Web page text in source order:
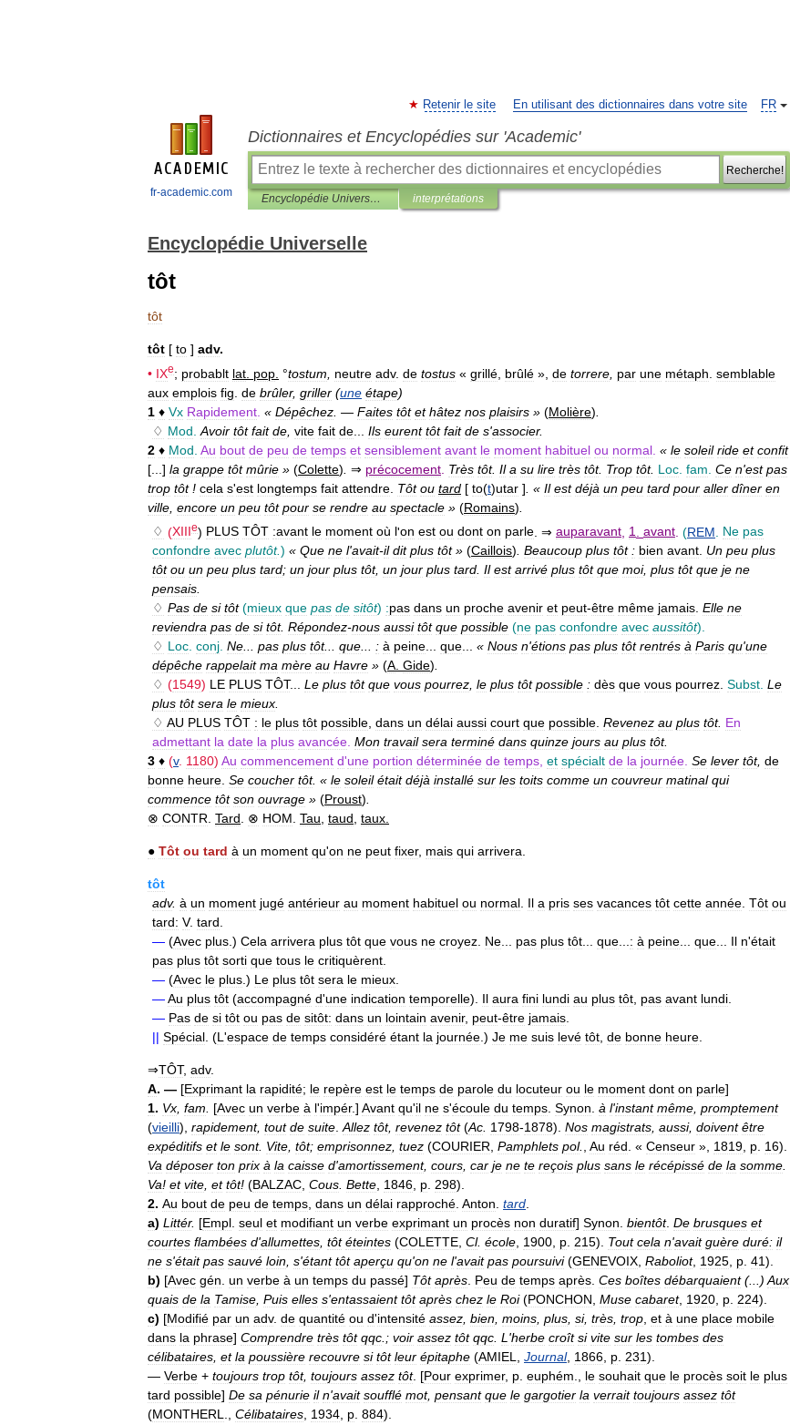
fr-academic.com
FR
Retenir le site En utilisant des dictionnaires dans votre site
Dictionnaires et Encyclopédies sur 'Academic'
Recherche!
Encyclopédie Universelle interprétations
Encyclopédie Universelle
tôt
tôt
tôt [ to ] adv.
• IXe; probablt lat pop °tostum neutre adv. de tostus « grillé brûlé », de torrere par une métaph semblable
aux emplois fig de brûler, griller (une étape)
1 ♦ Vx Rapidement « Dépêchez . — Faites tôt et hâtez nos plaisirs » (Molière)
♢ Mod Avoir tôt fait de vite fait de Ils eurent tôt fait de s'associer.
2 ♦ Mod Au bout de peu de temps et sensiblement avant le moment habituel ou normal « le soleil ride et confit
[...] la grappe tôt mûrie » (Colette) ⇒ précocement Très tôt. Il a su lire très tôt. Trop tôt. Loc fam Ce n'est pas
trop tôt! cela s'est longtemps fait attendre Tôt ou tard [ to(t)utar ] . « Il est déjà un peu tard pour aller dîner en
ville encore un peu tôt pour se rendre au spectacle » (Romains)
♢ (XIIIe) PLUS TÔT :avant le moment où l'on est ou dont on parle . ⇒ auparavant 1 avant (REM Ne pas
confondre avec plutôt.) « Que ne l'avait-il dit plus tôt» (Caillois). Beaucoup plus tôt : bien avant. Un peu plus
tôt ou un peu plus tard; un jour plus tôt, un jour plus tard. Il est arrivé plus tôt que moi, plus tôt que je ne
pensais.
♢ Pas de si tôt (mieux que pas de sitôt) :pas dans un proche avenir et peut-être même jamais. Elle ne
reviendra pas de si tôt. Répondez-nous aussi tôt que possible (ne pas confondre avec aussitôt).
♢ Loc. conj. Ne... pas plus tôt... que... : à peine... que... « Nous n'étions pas plus tôt rentrés à Paris qu'une
dépêche rappelait ma mère au Havre » (A. Gide).
♢ (1549) LE PLUS TÔT... Le plus tôt que vous pourrez, le plus tôt possible : dès que vous pourrez. Subst. Le
plus tôt sera le mieux.
♢ AU PLUS TÔT : le plus tôt possible, dans un délai aussi court que possible. Revenez au plus tôt. En
admettant la date la plus avancée. Mon travail sera terminé dans quinze jours au plus tôt.
3 ♦ (v. 1180) Au commencement d'une portion déterminée de temps, et spécialt de la journée. Se lever tôt, de
bonne heure. Se coucher tôt. « le soleil était déjà installé sur les toits comme un couvreur matinal qui
commence tôt son ouvrage » (Proust).
⊗ CONTR. Tard. ⊗ HOM. Tau, taud, taux.
● Tôt ou tard à un moment qu'on ne peut fixer, mais qui arrivera.
tôt
adv. à un moment jugé antérieur au moment habituel ou normal. Il a pris ses vacances tôt cette année. Tôt ou
tard: V. tard.
— (Avec plus.) Cela arrivera plus tôt que vous ne croyez. Ne... pas plus tôt... que...: à peine... que... Il n'était
pas plus tôt sorti que tous le critiquèrent.
— (Avec le plus.) Le plus tôt sera le mieux.
—Au plus tôt (accompagné d'une indication temporelle). Il aura fini lundi au plus tôt, pas avant lundi.
— Pas de si tôt ou pas de sitôt: dans un lointain avenir, peut-être jamais.
|| Spécial. (L'espace de temps considéré étant la journée.) Je me suis levé tôt, de bonne heure.
⇒TÔT, adv.
A. — [Exprimant la rapidité; le repère est le temps de parole du locuteur ou le moment dont on parle]
1. Vx, fam. [Avec un verbe à l'impér.] Avant qu'il ne s'écoule du temps. Synon. à l'instant même, promptement
(vieilli), rapidement, tout de suite.Allez tôt, revenez tôt(Ac. 1798-1878). Nos magistrats, aussi, doivent être
expéditifs et le sont. Vite, tôt; emprisonnez, tuez (COURIER, Pamphlets pol., Au réd. « Censeur », 1819, p. 16).
Va déposer ton prix à la caisse d'amortissement, cours, car je ne te reçois plus sans le récépissé de la somme.
Va! et vite, et tôt! (BALZAC, Cous. Bette, 1846, p. 298).
2. Au bout de peu de temps, dans un délai rapproché. Anton. tard.
a) Littér. [Empl. seul et modifiant un verbe exprimant un procès non duratif] Synon. bientôt. De brusques et
courtes flambées d'allumettes, tôt éteintes (COLETTE, Cl. école, 1900, p. 215). Tout cela n'avait guère duré: il
ne s'était pas sauvé loin, s'étant tôt aperçu qu'on ne l'avait pas poursuivi(GENEVOIX, Raboliot, 1925, p. 41).
b) [Avec gén. un verbe à un temps du passé] Tôt après. Peu de temps après. Ces boîtes débarquaient(...)Aux
quais de la Tamise, Puis elles s'entassaient tôt après chez le Roi(PONCHON, Muse cabaret, 1920, p. 224).
c) [Modifié par un adv. de quantité ou d'intensité assez, bien, moins, plus, si, très, trop, et à une place mobile
dans la phrase] Comprendre très tôt qqc.; voir assez tôt qqc. L'herbe croît si vite sur les tombes des
célibataires, et la poussière recouvre si tôt leur épitaphe (AMIEL, Journal, 1866, p. 231).
— Verbe + toujours trop tôt, toujours assez tôt. [Pour exprimer, p. euphém., le souhait que le procès soit le plus
tard possible] De sa pénurie il n'avait soufflé mot, pensant que le gargotier la verrait toujours assez tôt
(MONTHERL., Célibataires, 1934, p. 884).